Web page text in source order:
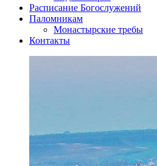
Расписание Богослужений
Паломникам
Монастырские требы
Контакты